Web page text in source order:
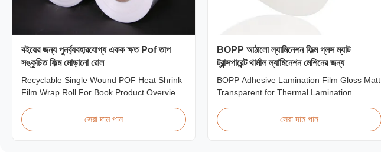
বইয়ের জন্য পুনর্ব্যবহারযোগ্য একক ক্ষত Pof তাপ
সঙ্কুচিত ফিল্ম মোড়ানো রোল
Recyclable Single Wound POF Heat Shrink
Film Wrap Roll For Book Product Overview
most widely used shrink packaging material
due to being cost-effective, strong, shape-
সেরা দাম পান
BOPP আঠালো ল্যামিনেশন ফিল্ম গ্লস ম্যাট
ট্রান্সপারেন্ট থার্মাল ল্যামিনেশন মেশিনের জন্য
BOPP Adhesive Lamination Film Gloss Matt
Transparent for Thermal Lamination
Lamination Film (gloss & matt) used on
thermal lamination machines. This
সেরা দাম পান